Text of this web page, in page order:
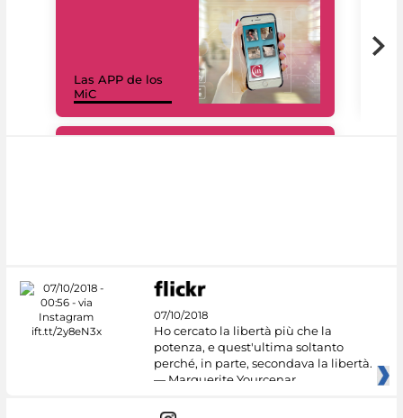
Las APP de los
MiC
07/10/2018
Ho cercato la libertà più che la
potenza, e quest'ultima soltanto
perché, in parte, secondava la libertà.
— Marguerite Yourcenar